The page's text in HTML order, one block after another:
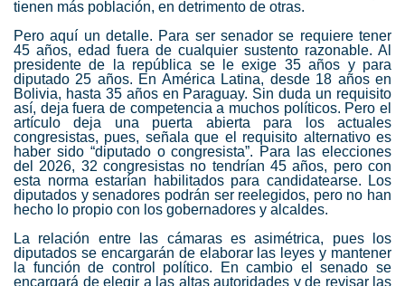
tienen más población, en detrimento de otras.
Pero aquí un detalle. Para ser senador se requiere tener
45 años, edad fuera de cualquier sustento razonable. Al
presidente de la república se le exige 35 años y para
diputado 25 años. En América Latina, desde 18 años en
Bolivia, hasta 35 años en Paraguay. Sin duda un requisito
así, deja fuera de competencia a muchos políticos. Pero el
artículo deja una puerta abierta para los actuales
congresistas, pues, señala que el requisito alternativo es
haber sido “diputado o congresista”. Para las elecciones
del 2026, 32 congresistas no tendrían 45 años, pero con
esta norma estarían habilitados para candidatearse. Los
diputados y senadores podrán ser reelegidos, pero no han
hecho lo propio con los gobernadores y alcaldes.
La relación entre las cámaras es asimétrica, pues los
diputados se encargarán de elaborar las leyes y mantener
la función de control político. En cambio el senado se
encargará de elegir a las altas autoridades y de revisar las